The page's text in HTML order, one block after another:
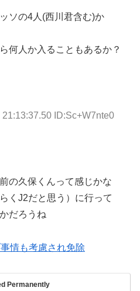
ソの4人(西川君含む)か
何人か入ることもあるか？
ID:Sc+W7nte0
の久保くんって感じかな
くJ2だと思う）に行って
だろうね
情も考慮され免除
Permanently